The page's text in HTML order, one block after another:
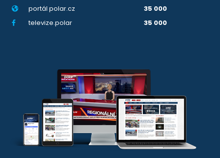
portál polar.cz
35 000
televize.polar
35 000